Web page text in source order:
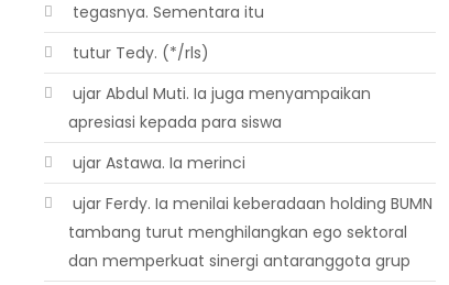
 tegasnya. Sementara itu
 tutur Tedy. (*/rls)
 ujar Abdul Muti. Ia juga menyampaikan
apresiasi kepada para siswa
 ujar Astawa. Ia merinci
 ujar Ferdy. Ia menilai keberadaan holding BUMN
tambang turut menghilangkan ego sektoral
dan memperkuat sinergi antaranggota grup